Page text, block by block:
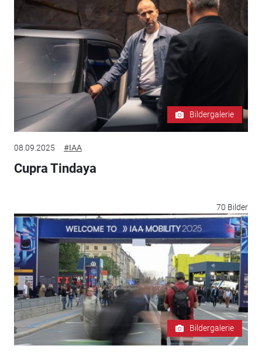
Bildergalerie
08.09.2025 #IAA
Cupra Tindaya
70 Bilder
Bildergalerie